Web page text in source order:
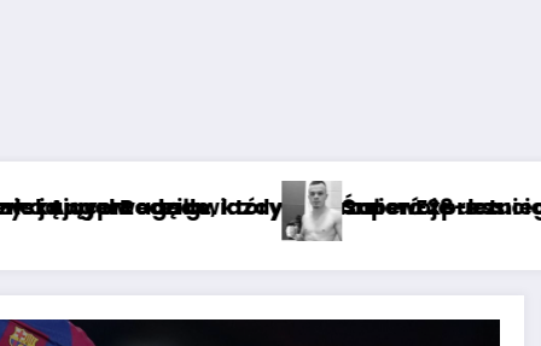
w finale Pucharu Polski? [GALERIA]
letniego zawodnika GROMDA: nagły zgon
o Lewandowskim. Drwią z niego bezlitośnie, oto jego